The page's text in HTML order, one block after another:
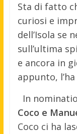
Sta di fatto
curiosi e
dell’Isola se
sull’ultima
e ancora in
appunto,
In
Coco e
Coco ci ha